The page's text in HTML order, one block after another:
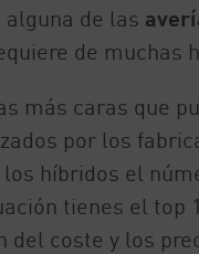
de las
de muchas
más caras que
por los
híbridos el
tienes el top
del coste y los